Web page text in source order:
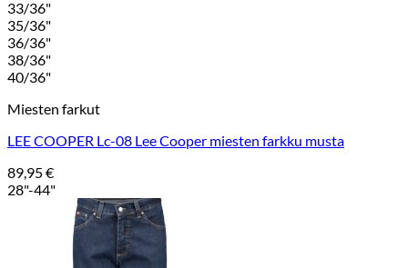
33/36"
35/36"
36/36"
38/36"
40/36"
Miesten farkut
LEE COOPER Lc-08 Lee Cooper miesten farkku musta
89,95€
28"-44"